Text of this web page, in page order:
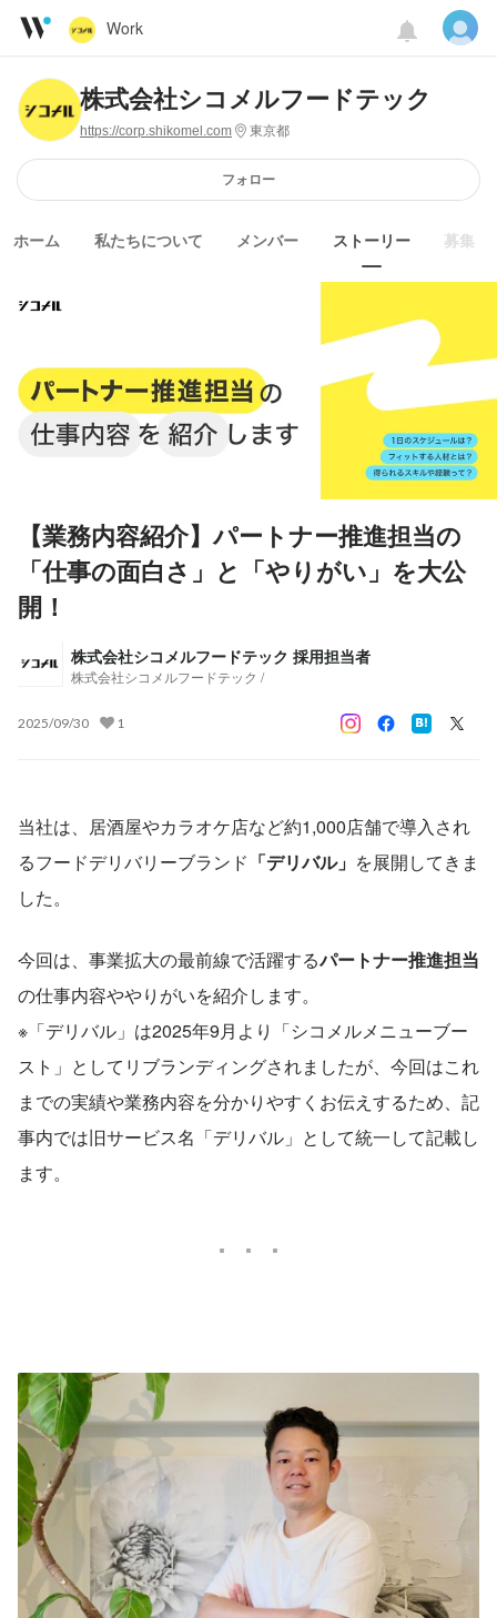
Work
株式会社シコメルフードテック
https://corp.shikomel.com 東京都
フォロー
ホーム 私たちについて メンバー ストーリー 募集
【業務内容紹介】パートナー推進担当の
「仕事の面白さ」と「やりがい」を大公
開！
株式会社シコメルフードテック 採用担当者
株式会社シコメルフードテック /
2025/09/30 1
当社は、居酒屋やカラオケ店など約1,000店舗で導入され
るフードデリバリーブランド 「デリバル」 を展開してきま
した。
今回は、事業拡大の最前線で活躍するパートナー推進担当
の仕事内容ややりがいを紹介します。
※「デリバル」は2025年9月より「シコメルメニューブー
スト」としてリブランディングされましたが、今回はこれ
までの実績や業務内容を分かりやすくお伝えするため、記
事内では旧サービス名「デリバル」として統一して記載し
ます。